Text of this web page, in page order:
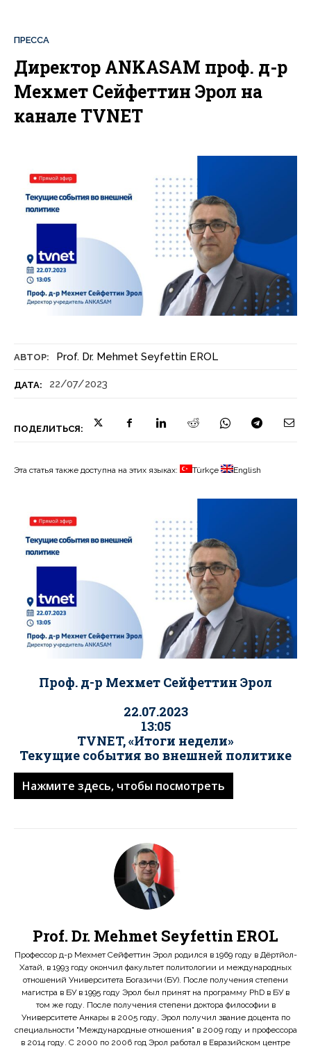
АВТОР: Prof. Dr. Mehmet Seyfettin EROL
ДАТА: 22/07/2023
ПОДЕЛИТЬСЯ:
ПРЕССА
Директор ANKASAM проф. д-р
Мехмет Сейфеттин Эрол на
канале TVNET
Эта статья также доступна на этих языках: Türkçe English
Проф. д-р Мехмет Сейфеттин Эрол
22.07.2023
13:05
TVNET, «Итоги недели»
Текущие события во внешней политике
Нажмите здесь, чтобы посмотреть
Prof. Dr. Mehmet Seyfettin EROL
Профессор д-р Мехмет Сейфеттин Эрол родился в 1969 году в Дёртйол-
Хатай, в 1993 году окончил факультет политологии и международных
отношений Университета Богазичи (БУ). После получения степени
магистра в БУ в 1995 году Эрол был принят на программу PhD в БУ в
том же году. После получения степени доктора философии в
Университете Анкары в 2005 году, Эрол получил звание доцента по
специальности "Международные отношения" в 2009 году и профессора
в 2014 году. С 2000 по 2006 год Эрол работал в Евразийском центре